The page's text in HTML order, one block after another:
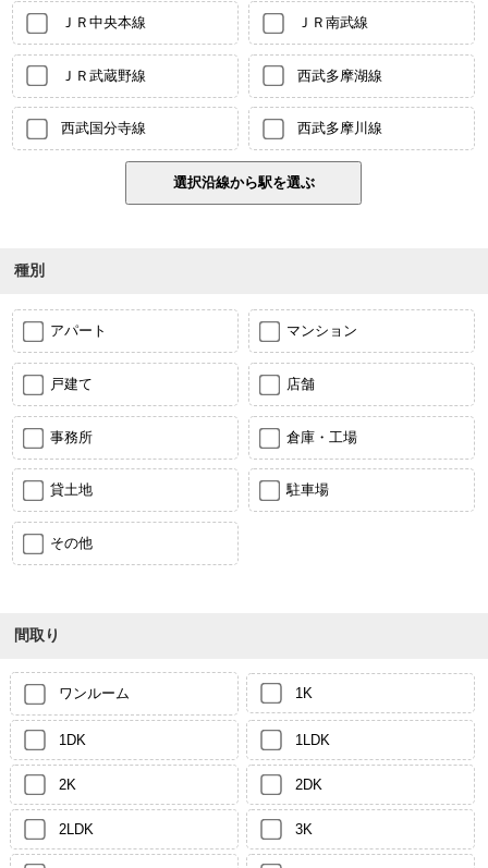
ＪＲ中央本線 ＪＲ南武線
ＪＲ武蔵野線 西武多摩湖線
西武国分寺線 西武多摩川線
種別
アパート マンション
戸建て 店舗
事務所 倉庫・工場
貸土地 駐車場
その他
間取り
ワンルーム 1K
1DK 1LDK
2K 2DK
2LDK 3K